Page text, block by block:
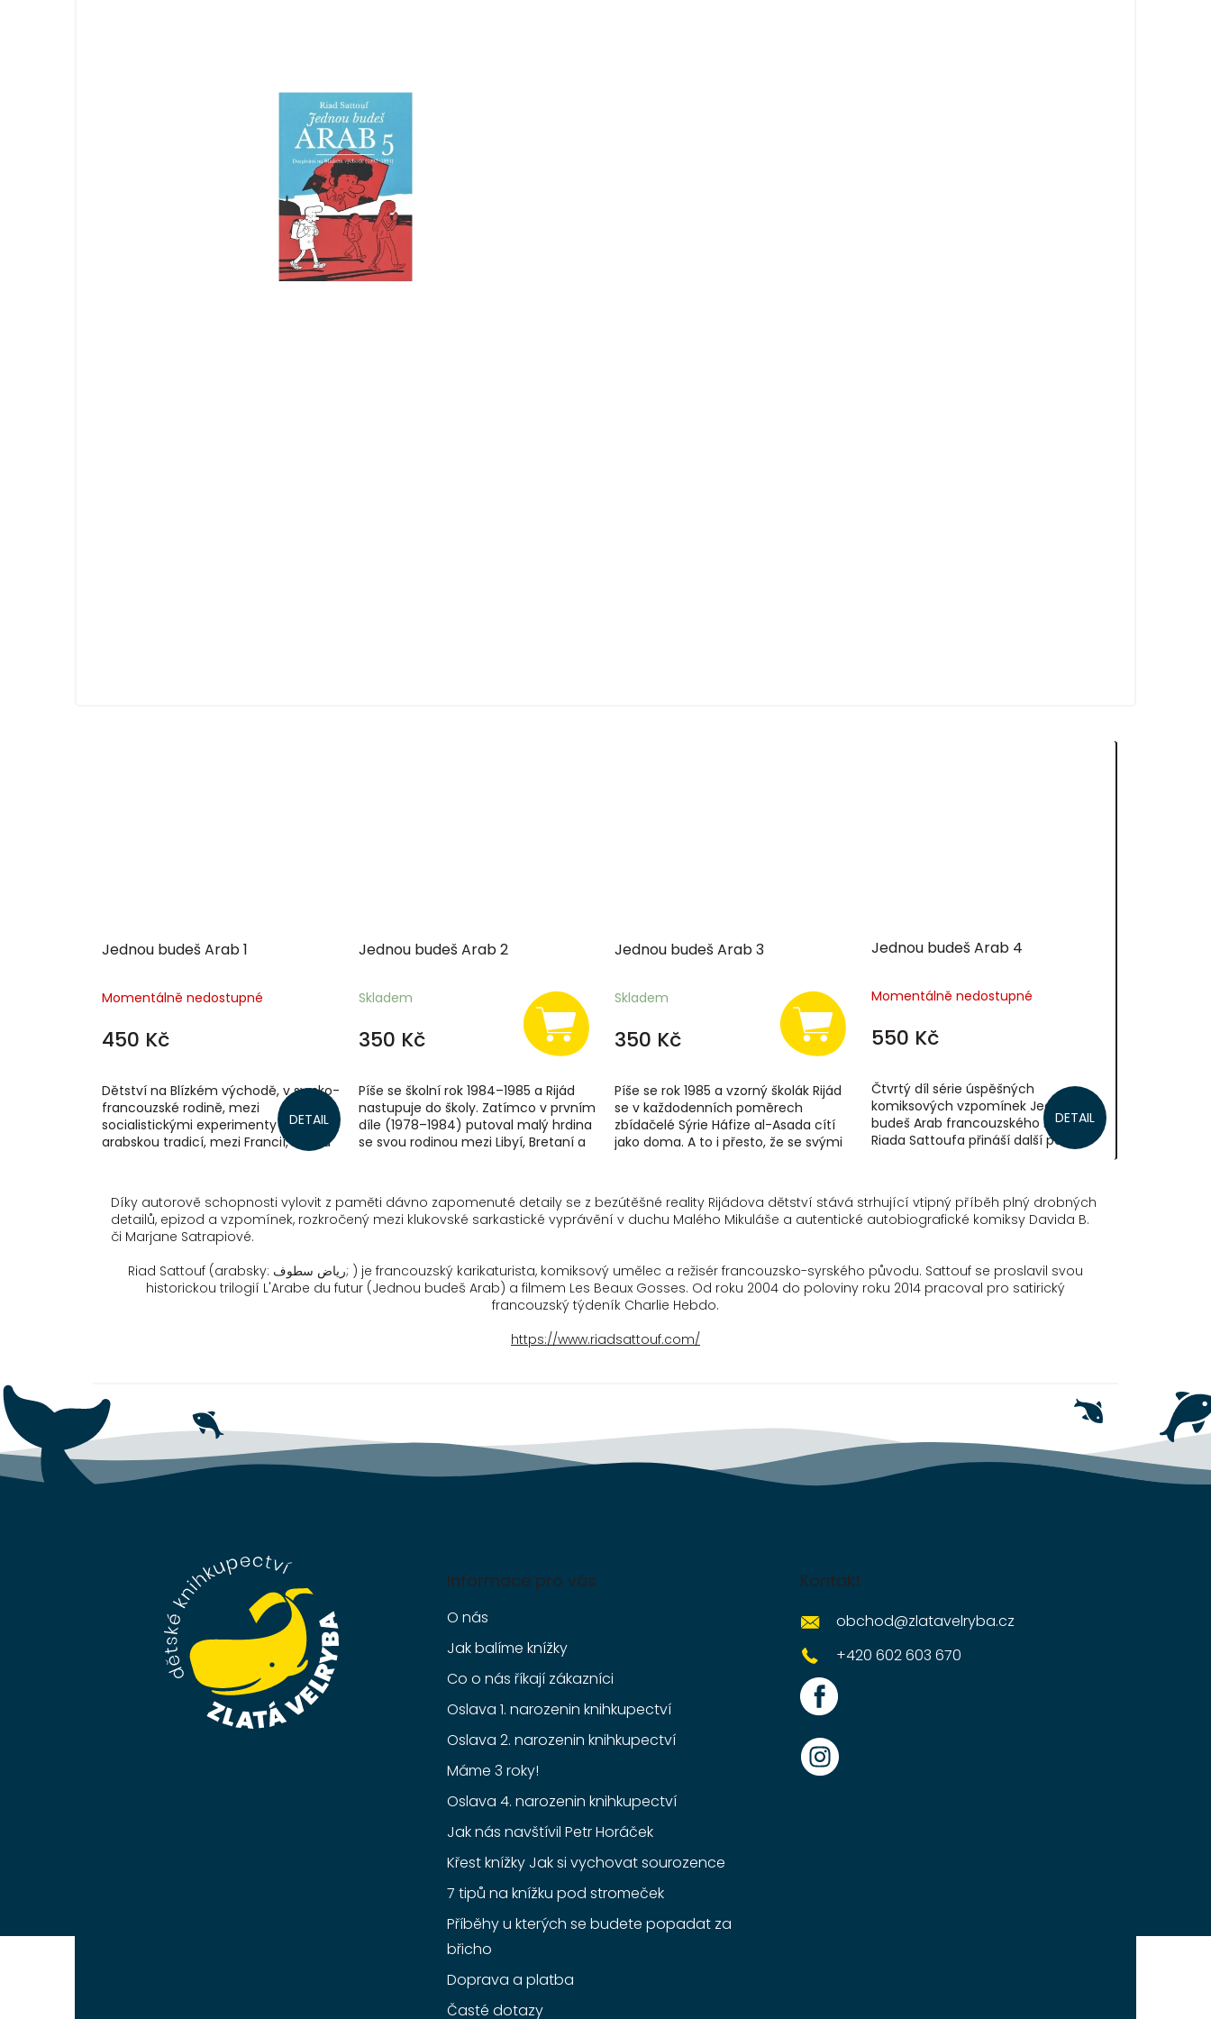
Jednou budeš Arab 1
Momentálně nedostupné
450 Kč
DETAIL
Dětství na Blízkém východě, v syrsko-
francouzské rodině, mezi
socialistickými experimenty a
arabskou tradicí, mezi Francií, Libyí a
Jednou budeš Arab 2
Skladem
350 Kč
Píše se školní rok 1984–1985 a Rijád
nastupuje do školy. Zatímco v prvním
díle (1978–1984) putoval malý hrdina
se svou rodinou mezi Libyí, Bretaní a
Jednou budeš Arab 3
Skladem
350 Kč
Píše se rok 1985 a vzorný školák Rijád
se v každodenních poměrech
zbídačelé Sýrie Háfize al-Asada cítí
jako doma. A to i přesto, že se svými
Jednou budeš Arab 4
Momentálně nedostupné
550 Kč
DETAIL
Čtvrtý díl série úspěšných
komiksových vzpomínek Jednou
budeš Arab francouzského kreslíře
Riada Sattoufa přináší další porci
Díky autorově schopnosti vylovit z paměti dávno zapomenuté detaily se z bezútěšné reality Rijádova dětství stává strhující vtipný příběh plný drobných
detailů, epizod a vzpomínek, rozkročený mezi klukovské sarkastické vyprávění v duchu Malého Mikuláše a autentické autobiografické komiksy Davida B.
či Marjane Satrapiové.
Riad Sattouf (arabsky: رياض سطوف; ) je francouzský karikaturista, komiksový umělec a režisér francouzsko-syrského původu. Sattouf se proslavil svou
historickou trilogií L'Arabe du futur (Jednou budeš Arab) a filmem Les Beaux Gosses. Od roku 2004 do poloviny roku 2014 pracoval pro satirický
francouzský týdeník Charlie Hebdo.
https://www.riadsattouf.com/
Informace pro vás
O nás
Jak balíme knížky
Co o nás říkají zákazníci
Oslava 1. narozenin knihkupectví
Oslava 2. narozenin knihkupectví
Máme 3 roky!
Oslava 4. narozenin knihkupectví
Jak nás navštívil Petr Horáček
Křest knížky Jak si vychovat sourozence
7 tipů na knížku pod stromeček
Příběhy u kterých se budete popadat za
břicho
Doprava a platba
Časté dotazy
Kontakt
obchod@zlatavelryba.cz
+420 602 603 670